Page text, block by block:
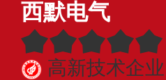
西默电气
高新技术企业